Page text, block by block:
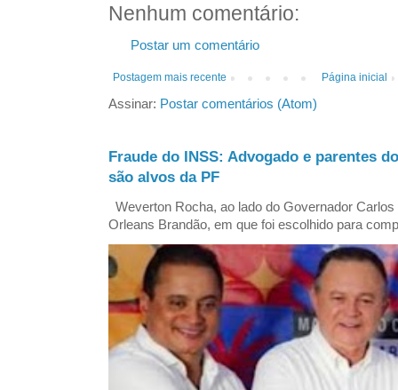
Nenhum comentário:
Postar um comentário
Postagem mais recente Página inicial
Assinar: Postar comentários (Atom)
Fraude do INSS: Advogado e parentes
são alvos da PF
Weverton Rocha, ao lado do Governador
Orleans Brandão, em que foi escolhido para